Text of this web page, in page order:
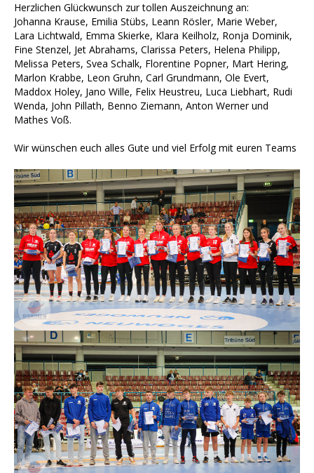
Herzlichen Glückwunsch zur tollen Auszeichnung an:
Johanna Krause, Emilia Stübs, Leann Rösler, Marie Weber,
Lara Lichtwald, Emma Skierke, Klara Keilholz, Ronja Dominik,
Fine Stenzel, Jet Abrahams, Clarissa Peters, Helena Philipp,
Melissa Peters, Svea Schalk, Florentine Popner, Mart Hering,
Marlon Krabbe, Leon Gruhn, Carl Grundmann, Ole Evert,
Maddox Holey, Jano Wille, Felix Heustreu, Luca Liebhart, Rudi
Wenda, John Pillath, Benno Ziemann, Anton Werner und
Mathes Voß.
Wir wünschen euch alles Gute und viel Erfolg mit euren Teams